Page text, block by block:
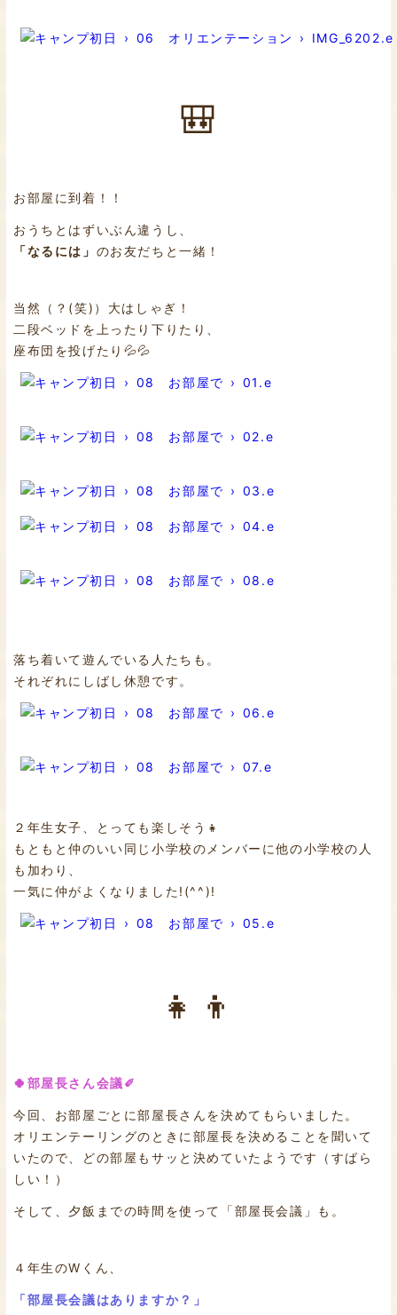
🎒
お部屋に到着！！
おうちとはずいぶん違うし、
「なるには」 のお友だちと一緒！
当然（？(笑)）大はしゃぎ！
二段ベッドを上ったり下りたり、
座布団を投げたり💦💦
落ち着いて遊んでいる人たちも。
それぞれにしばし休憩です。
２年生女子、とっても楽しそう👧
もともと仲のいい同じ小学校のメンバーに他の小学校の人
も加わり、
一気に仲がよくなりました!(^^)!
👧👦
🍀部屋長さん会議✐
今回、お部屋ごとに部屋長さんを決めてもらいました。
オリエンテーリングのときに部屋長を決めることを聞いて
いたので、どの部屋もサッと決めていたようです（すばら
しい！）
そして、夕飯までの時間を使って「部屋長会議」も。
４年生のWくん、
「部屋長会議はありますか？」